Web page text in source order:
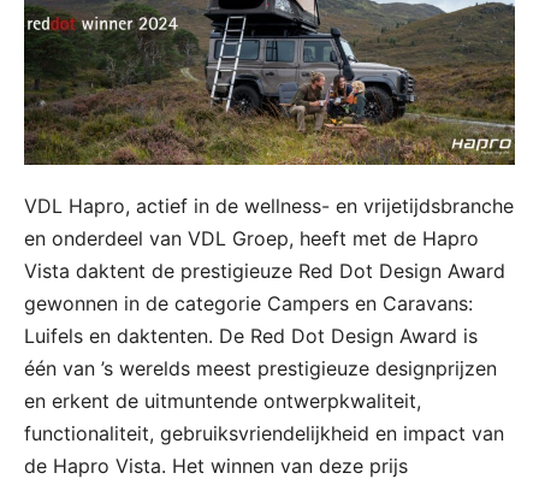
VDL Hapro, actief in de wellness- en vrijetijdsbranche
en onderdeel van VDL Groep, heeft met de Hapro
Vista daktent de prestigieuze Red Dot Design Award
gewonnen in de categorie Campers en Caravans:
Luifels en daktenten. De Red Dot Design Award is
één van ’s werelds meest prestigieuze designprijzen
en erkent de uitmuntende ontwerpkwaliteit,
functionaliteit, gebruiksvriendelijkheid en impact van
de Hapro Vista. Het winnen van deze prijs